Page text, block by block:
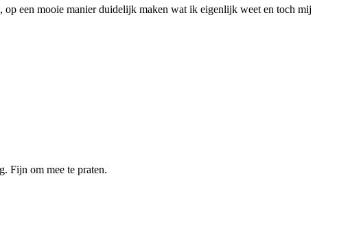
een mooie manier duidelijk maken wat ik eigenlijk weet en toch mij
Fijn om mee te praten.